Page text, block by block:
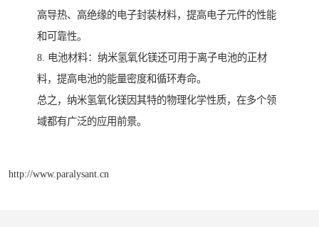
高导热、高绝缘的电子封装材料，提高电子元件的性能
和可靠性。
8. 电池材料：纳米氢氧化镁还可用于离子电池的正材
料，提高电池的能量密度和循环寿命。
总之，纳米氢氧化镁因其特的物理化学性质，在多个领
域都有广泛的应用前景。
http://www.paralysant.cn